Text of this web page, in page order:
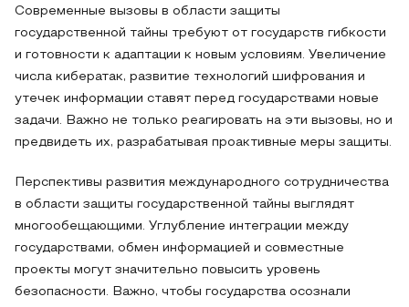
Современные вызовы в области защиты
государственной тайны требуют от государств гибкости
и готовности к адаптации к новым условиям. Увеличение
числа кибератак, развитие технологий шифрования и
утечек информации ставят перед государствами новые
задачи. Важно не только реагировать на эти вызовы, но и
предвидеть их, разрабатывая проактивные меры защиты.
Перспективы развития международного сотрудничества
в области защиты государственной тайны выглядят
многообещающими. Углубление интеграции между
государствами, обмен информацией и совместные
проекты могут значительно повысить уровень
безопасности. Важно, чтобы государства осознали